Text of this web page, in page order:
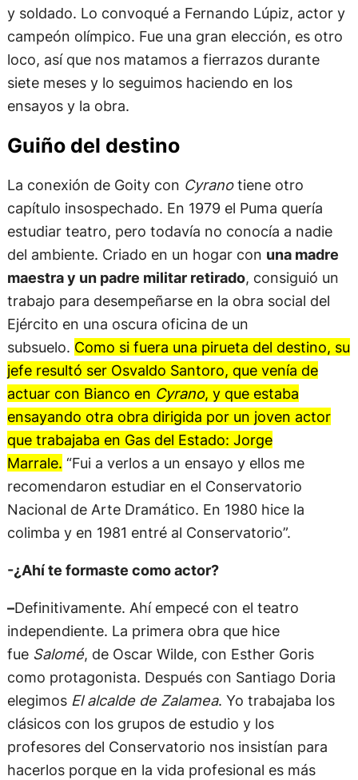
y soldado. Lo convoqué a Fernando Lúpiz, actor y
campeón olímpico. Fue una gran elección, es otro
loco, así que nos matamos a fierrazos durante
siete meses y lo seguimos haciendo en los
ensayos y la obra.
Guiño del destino
La conexión de Goity con Cyranotiene otro
capítulo insospechado. En 1979 el Puma quería
estudiar teatro, pero todavía no conocía a nadie
del ambiente. Criado en un hogar con una madre
maestra y un padre militar retirado, consiguió un
trabajo para desempeñarse en la obra social del
Ejército en una oscura oficina de un
subsuelo. Como si fuera una pirueta del destino, su
jefe resultó ser Osvaldo Santoro, que venía de
actuar con Bianco en Cyrano, y que estaba
ensayando otra obra dirigida por un joven actor
que trabajaba en Gas del Estado: Jorge
Marrale. “Fui a verlos a un ensayo y ellos me
recomendaron estudiar en el Conservatorio
Nacional de Arte Dramático. En 1980 hice la
colimba y en 1981 entré al Conservatorio”.
-¿Ahí te formaste como actor?
–Definitivamente. Ahí empecé con el teatro
independiente. La primera obra que hice
fue Salomé, de Oscar Wilde, con Esther Goris
como protagonista. Después con Santiago Doria
elegimos El alcalde de Zalamea. Yo trabajaba los
clásicos con los grupos de estudio y los
profesores del Conservatorio nos insistían para
hacerlos porque en la vida profesional es más